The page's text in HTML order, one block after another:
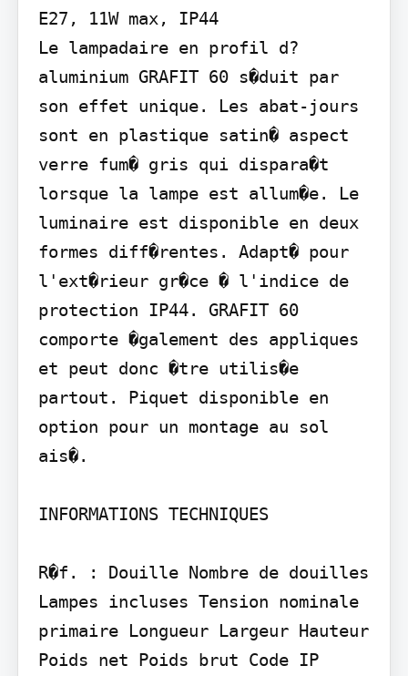
E27, 11W max, IP44
Le lampadaire en profil d?
aluminium GRAFIT 60 s�duit par
son effet unique. Les abat-jours
sont en plastique satin� aspect
verre fum� gris qui dispara�t
lorsque la lampe est allum�e. Le
luminaire est disponible en deux
formes diff�rentes. Adapt� pour
l'ext�rieur gr�ce � l'indice de
protection IP44. GRAFIT 60
comporte �galement des appliques
et peut donc �tre utilis�e
partout. Piquet disponible en
option pour un montage au sol
ais�.
INFORMATIONS TECHNIQUES
R�f. : Douille Nombre de douilles
Lampes incluses Tension nominale
primaire Longueur Largeur Hauteur
Poids net Poids brut Code IP